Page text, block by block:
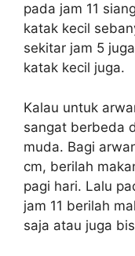
pada jam 11
katak kecil
sekitar jam 5
katak kecil juga.
Kalau untuk
sangat berbeda
muda. Bagi
cm, berilah
pagi hari. Lalu
jam 11 berilah
saja atau juga